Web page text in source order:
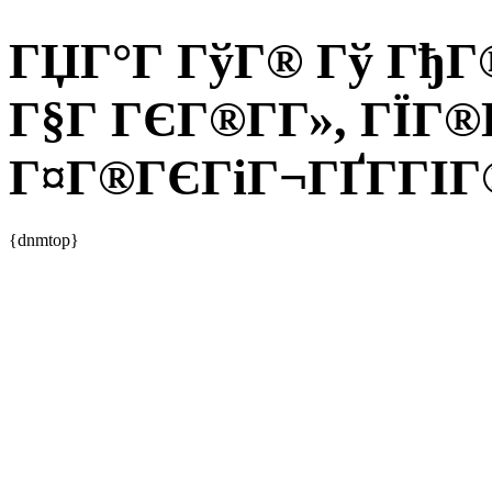
ГЏГ°Г ГўГ® Гў
Г§Г ГЄГ®Г­Г»,
{dnmtop}